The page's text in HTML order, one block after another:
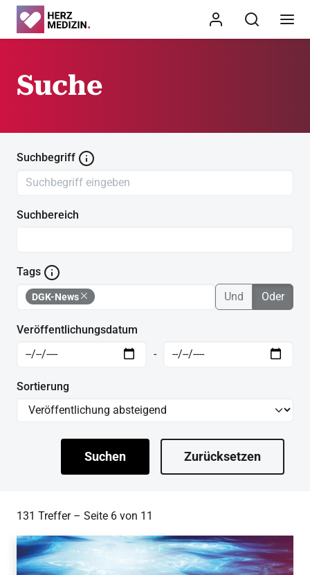
Suche
Suchbegriff
Suchbereich
Tags
DGK-News Und Oder
Veröffentlichungsdatum
-
Sortierung
Suchen Zurücksetzen
131 Treffer – Seite 6 von 11